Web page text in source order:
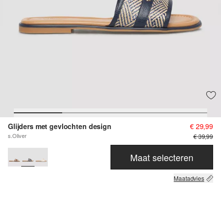
Glijders met gevlochten design
s.Oliver
€ 29,99
€ 39,99
Maat selecteren
Maatadvies